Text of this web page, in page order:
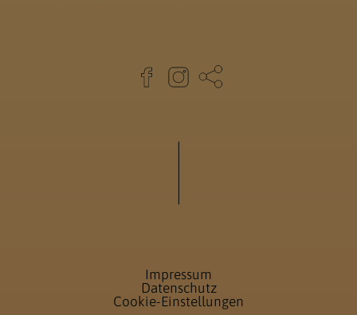
Impressum
Datenschutz
Cookie-Einstellungen